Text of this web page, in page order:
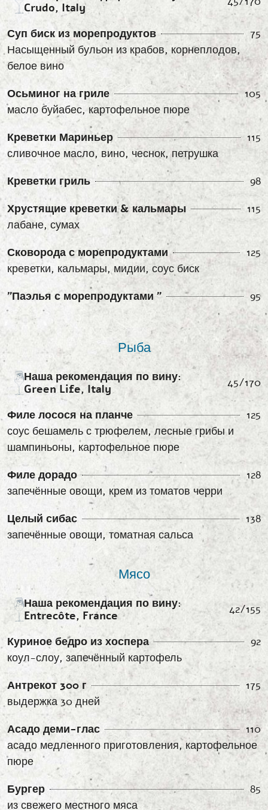
Crudo, Italy
Суп биск из морепродуктов
75
Насыщенный бульон из крабов, корнеплодов,
белое вино
Осьминог на гриле
105
масло буйабес, картофельное пюре
Креветки Мариньер
115
сливочное масло, вино, чеснок, петрушка
Креветки гриль
98
Хрустящие креветки & кальмары
115
лабане, сумах
Сковорода с морепродуктами
125
креветки, кальмары, мидии, соус биск
"Паэлья с морепродуктами "
95
Рыба
Наша рекомендация по вину:
Green Life, Italy
45/170
Филе лосося на планче
125
соус бешамель с трюфелем, лесные грибы и
шампиньоны, картофельное пюре
Филе дорадо
128
запечённые овощи, крем из томатов черри
Целый сибас
138
запечённые овощи, томатная сальса
Мясо
Наша рекомендация по вину:
Entrecôte, France
42/155
Куриное бедро из хоспера
92
коул-слоу, запечённый картофель
Антрекот 300 г
175
выдержка 30 дней
Асадо деми-глас
110
асадо медленного приготовления, картофельное
пюре
Бургер
85
из свежего местного мяса